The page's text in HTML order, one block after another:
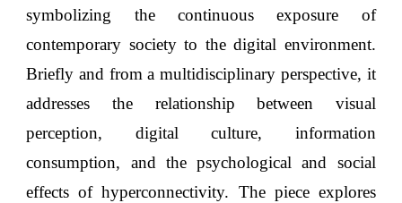
symbolizing the continuous exposure of
contemporary society to the digital environment.
Briefly and from a multidisciplinary perspective, it
addresses the relationship between visual
perception, digital culture, information
consumption, and the psychological and social
effects of hyperconnectivity. The piece explores